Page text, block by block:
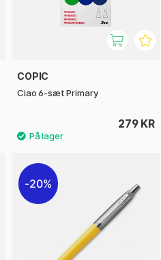
COPIC
Ciao 6-sæt Primary
279 KR
20%